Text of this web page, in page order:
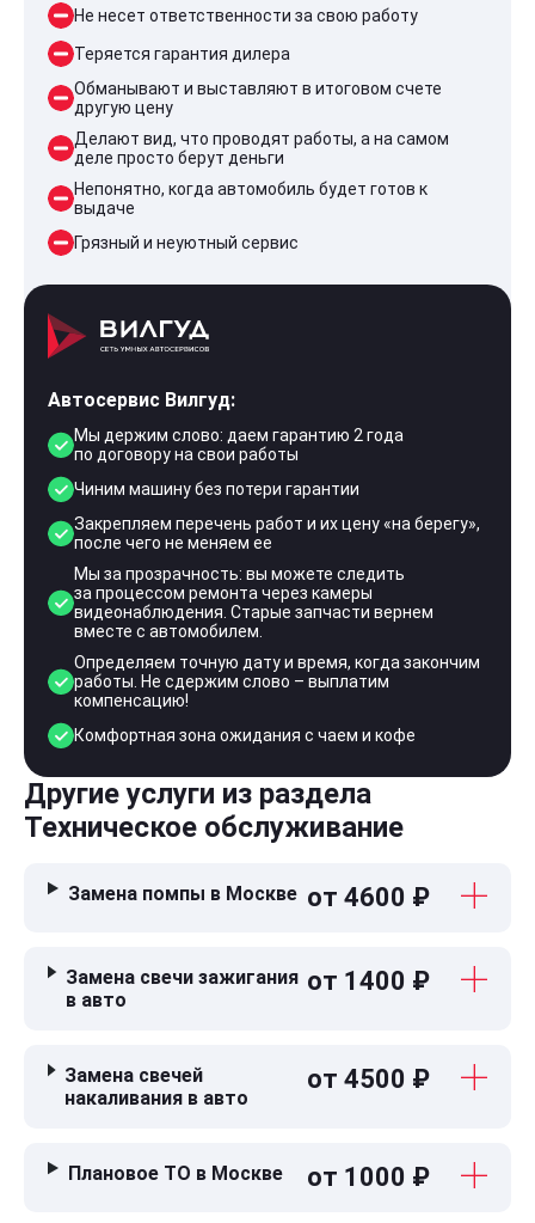
Не несет ответственности за свою работу
Теряется гарантия дилера
Обманывают и выставляют в итоговом счете
другую цену
Делают вид, что проводят работы, а на самом
деле просто берут деньги
Непонятно, когда автомобиль будет готов к
выдаче
Грязный и неуютный сервис
Автосервис Вилгуд:
Мы держим слово: даем гарантию 2 года
по договору на свои работы
Чиним машину без потери гарантии
Закрепляем перечень работ и их цену «на берегу»,
после чего не меняем ее
Мы за прозрачность: вы можете следить
за процессом ремонта через камеры
видеонаблюдения. Старые запчасти вернем
вместе с автомобилем.
Определяем точную дату и время, когда закончим
работы. Не сдержим слово – выплатим
компенсацию!
Комфортная зона ожидания с чаем и кофе
Другие услуги из раздела
Техническое обслуживание
Замена помпы в Москве от 4600 ₽
Замена свечи зажигания
в авто
от 1400 ₽
Замена свечей
накаливания в авто
от 4500 ₽
Плановое ТО в Москве от 1000 ₽